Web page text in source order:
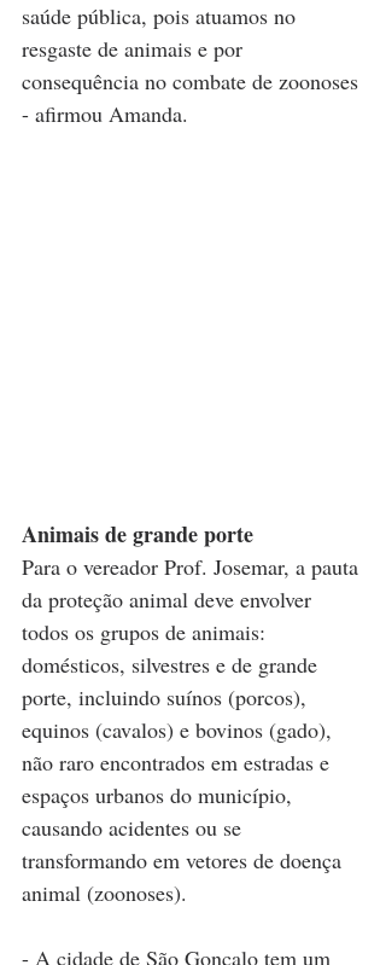
saúde pública, pois atuamos no
resgaste de animais e por
consequência no combate de zoonoses
- afirmou Amanda.
Animais de grande porte
Para o vereador Prof. Josemar, a pauta
da proteção animal deve envolver
todos os grupos de animais:
domésticos, silvestres e de grande
porte, incluindo suínos (porcos),
equinos (cavalos) e bovinos (gado),
não raro encontrados em estradas e
espaços urbanos do município,
causando acidentes ou se
transformando em vetores de doença
animal (zoonoses).
- A cidade de São Gonçalo tem um